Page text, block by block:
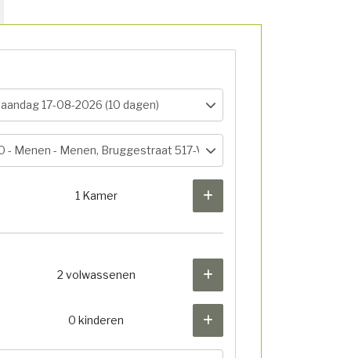
17-08-2026 (10 dagen)
- Menen - Menen, Bruggestraat 517-Vertrekhal
1 Kamer
2 volwassenen
0 kinderen